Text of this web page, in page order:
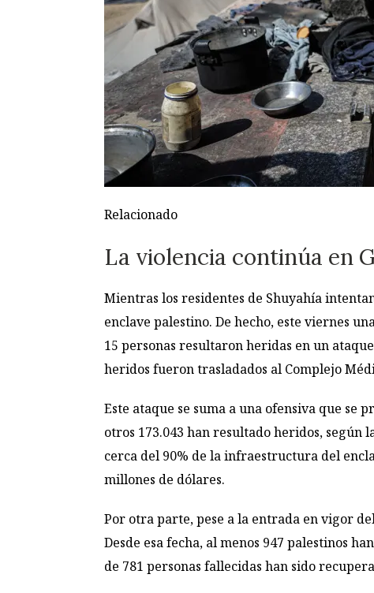
Relacionado
La violencia continúa en
Mientras los residentes de Shuyahía
enclave palestino. De hecho, este viernes
15 personas resultaron heridas en un
heridos fueron trasladados al Complejo
Este ataque se suma a una ofensiva que se
otros 173.043 han resultado heridos, según
cerca del 90% de la infraestructura del
millones de dólares.
Por otra parte, pese a la entrada en vigor
Desde esa fecha, al menos 947 palestinos
de 781 personas fallecidas han sido